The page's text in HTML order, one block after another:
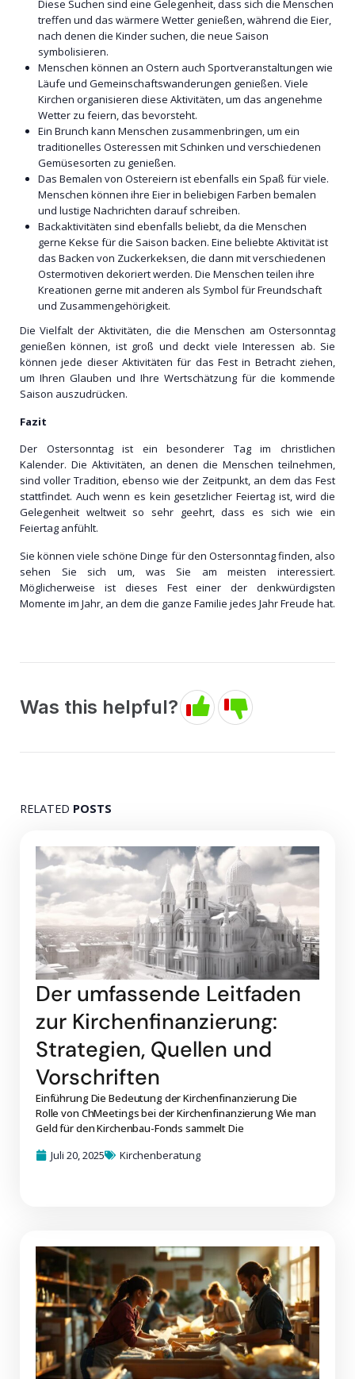
Diese Suchen sind eine Gelegenheit, dass sich die Menschen
treffen und das wärmere Wetter genießen, während die Eier,
nach denen die Kinder suchen, die neue Saison
symbolisieren.
Menschen können an Ostern auch Sportveranstaltungen wie
Läufe und Gemeinschaftswanderungen genießen. Viele
Kirchen organisieren diese Aktivitäten, um das angenehme
Wetter zu feiern, das bevorsteht.
Ein Brunch kann Menschen zusammenbringen, um ein
traditionelles Osteressen mit Schinken und verschiedenen
Gemüsesorten zu genießen.
Das Bemalen von Ostereiern ist ebenfalls ein Spaß für viele.
Menschen können ihre Eier in beliebigen Farben bemalen
und lustige Nachrichten darauf schreiben.
Backaktivitäten sind ebenfalls beliebt, da die Menschen
gerne Kekse für die Saison backen. Eine beliebte Aktivität ist
das Backen von Zuckerkeksen, die dann mit verschiedenen
Ostermotiven dekoriert werden. Die Menschen teilen ihre
Kreationen gerne mit anderen als Symbol für Freundschaft
und Zusammengehörigkeit.
Die Vielfalt der Aktivitäten, die die Menschen am Ostersonntag
genießen können, ist groß und deckt viele Interessen ab. Sie
können jede dieser Aktivitäten für das Fest in Betracht ziehen,
um Ihren Glauben und Ihre Wertschätzung für die kommende
Saison auszudrücken.
Fazit
Der Ostersonntag ist ein besonderer Tag im christlichen
Kalender. Die Aktivitäten, an denen die Menschen teilnehmen,
sind voller Tradition, ebenso wie der Zeitpunkt, an dem das Fest
stattfindet. Auch wenn es kein gesetzlicher Feiertag ist, wird die
Gelegenheit weltweit so sehr geehrt, dass es sich wie ein
Feiertag anfühlt.
Sie können viele schöne Dinge für den Ostersonntag finden, also
sehen Sie sich um, was Sie am meisten interessiert.
Möglicherweise ist dieses Fest einer der denkwürdigsten
Momente im Jahr, an dem die ganze Familie jedes Jahr Freude hat.
Was this helpful?
RELATED POSTS
Der umfassende Leitfaden
zur Kirchenfinanzierung:
Strategien, Quellen und
Vorschriften
Einführung Die Bedeutung der Kirchenfinanzierung Die
Rolle von ChMeetings bei der Kirchenfinanzierung Wie man
Geld für den Kirchenbau-Fonds sammelt Die
Juli 20, 2025
Kirchenberatung